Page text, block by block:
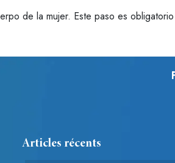
de la mujer. Este paso es
Articles récents